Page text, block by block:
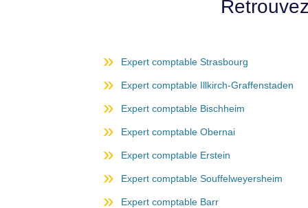
Expert comptable Strasbourg
Expert comptable Illkirch-Graffenstaden
Expert comptable Bischheim
Expert comptable Obernai
Expert comptable Erstein
Expert comptable Souffelweyersheim
Expert comptable Barr